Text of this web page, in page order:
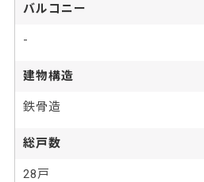
バルコニー
-
建物構造
鉄骨造
総戸数
28戸